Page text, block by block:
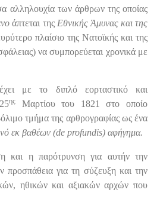
αλληλουχία των άρθρων της οποίας
άπτεται της Εθνικής Άμυνας και της
πλαίσιο της Νατοϊκής και της
να συμπορεύεται χρονικά με
με το διπλό εορταστικό και
ης
Μαρτίου του 1821 στο οποίο
τμήμα της αρθρογραφίας ως ένα
εκ βαθέων (de profundis) αφήγημα.
και η παρότρυνση για αυτήν την
προσπάθεια για τη σύζευξη και την
ηθικών και αξιακών αρχών που